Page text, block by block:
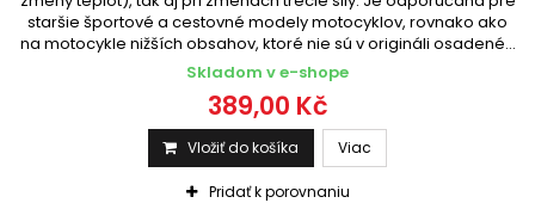
staršie športové a cestovné modely motocyklov, rovnako ako
na motocykle nižších obsahov, ktoré nie sú v origináli osadené...
Skladom v e-shope
389,00 Kč
Vložiť do košíka Viac
Pridať k porovnaniu